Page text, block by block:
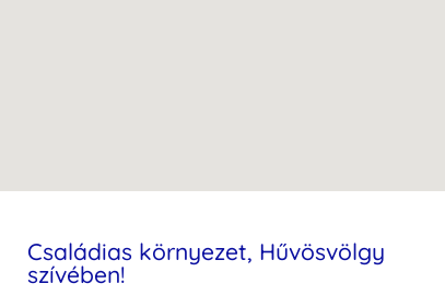
Családias környezet, Hűvösvölgy
szívében!